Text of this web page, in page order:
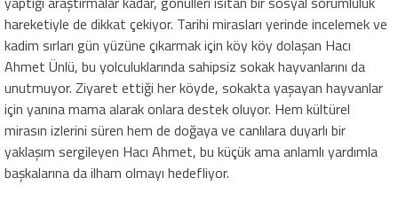
hareketiyle de dikkat çekiyor. Tarihi mirasları yerinde incelemek ve
kadim sırları gün yüzüne çıkarmak için köy köy dolaşan Hacı
Ahmet Ünlü, bu yolculuklarında sahipsiz sokak hayvanlarını da
unutmuyor. Ziyaret ettiği her köyde, sokakta yaşayan hayvanlar
için yanına mama alarak onlara destek oluyor. Hem kültürel
mirasın izlerini süren hem de doğaya ve canlılara duyarlı bir
yaklaşım sergileyen Hacı Ahmet, bu küçük ama anlamlı yardımla
başkalarına da ilham olmayı hedefliyor.